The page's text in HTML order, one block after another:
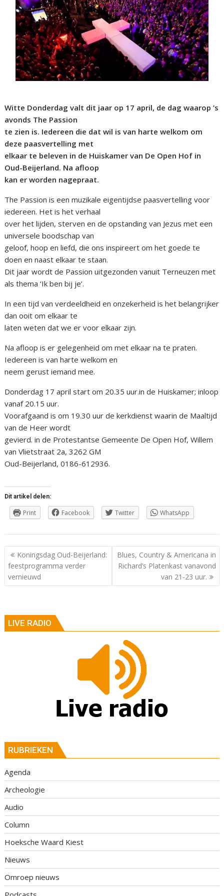
Witte Donderdag valt dit jaar op 17 april, de dag waarop ’s
avonds The Passion
te zien is. Iedereen die dat wil is van harte welkom om
deze paasvertelling met
elkaar te beleven in de Huiskamer van De Open Hof in
Oud-Beijerland. Na afloop
kan er worden nagepraat.
The Passion is een muzikale eigentijdse paasvertelling voor
iedereen. Het is het verhaal
over het lijden, sterven en de opstanding van Jezus met een
universele boodschap van
geloof, hoop en liefd, die ons inspireert om het goede te
doen en naast elkaar te staan.
Dit jaar wordt de Passion uitgezonden vanuit Terneuzen met
als thema ‘Ik ben bij je’.
In een tijd van verdeeldheid en onzekerheid is het belangrijker
dan ooit om elkaar te
laten weten dat we er voor elkaar zijn.
Na afloop is er gelegenheid om met elkaar na te praten.
Iedereen is van harte welkom en
neem gerust iemand mee.
Donderdag 17 april start om 20.35 uur.in de Huiskamer; inloop
vanaf 20.15 uur.
Voorafgaand is om 19.30 uur de kerkdienst waarin de Maaltijd
van de Heer wordt
gevierd. in de Protestantse Gemeente De Open Hof, Willem
van Vlietstraat 2a, 3262 GM
Oud-Beijerland, 0186-612936.
Dit artikel delen:
Print Facebook Twitter WhatsApp
Berichtnavigatie
Koningsdag Oud-Beijerland:
feestprogramma verder
vernieuwd
Blues, Country & Americana in
Richard’s Platenkast vanavond
van 21-23 uur.
LIVE RADIO
RUBRIEKEN
Agenda
Archeologie
Audio
Column
Hoeksche Waard Kiest
Nieuws
Omroep nieuws